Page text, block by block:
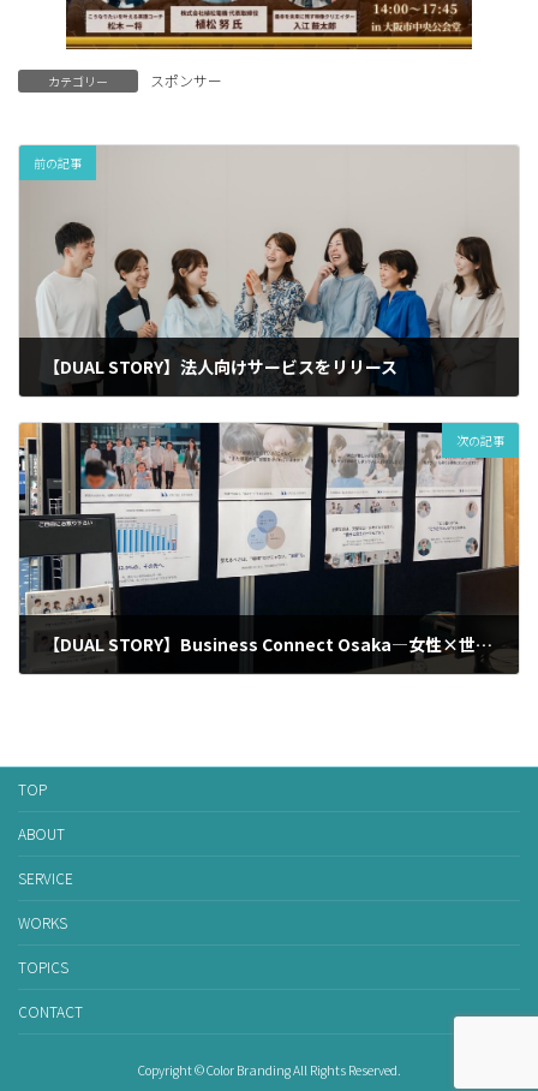
カテゴリー スポンサー
前の記事
【DUAL STORY】法人向けサービスをリリース
次の記事
【DUAL STORY】Business Connect Osaka―女性×世界の力で未来を創る―に出展
TOP
ABOUT
SERVICE
WORKS
TOPICS
CONTACT
Copyright © Color Branding All Rights Reserved.